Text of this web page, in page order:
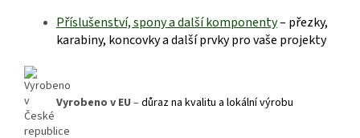
Příslušenství, spony a další komponenty– přezky,
karabiny, koncovky a další prvky pro vaše projekty
Vyrobeno v EU –důraz na kvalitu a lokální výrobu